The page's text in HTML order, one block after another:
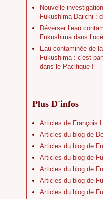
Nouvelle
Fukushima Daiichi :
Déverser l’eau
Fukushima dans
Eau contaminée de
Fukushima : c'est
dans le Pacifique !
Plus D'infos
Articles de François
Articles du blog de
Articles du blog de
Articles du blog de
Articles du blog de
Articles du blog de
Articles du blog de